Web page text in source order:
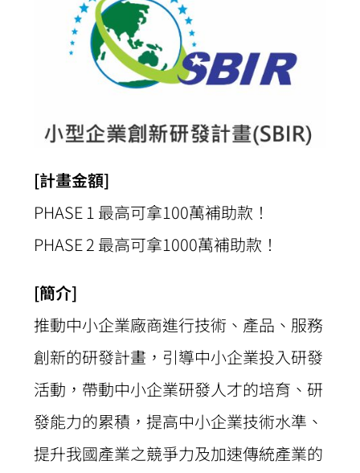
[計畫金額]
PHASE 1 最高可拿100萬補助款！
PHASE 2 最高可拿1000萬補助款！
[簡介]
推動中小企業廠商進行技術、產品、服務
創新的研發計畫，引導中小企業投入研發
活動，帶動中小企業研發人才的培育、研
發能力的累積，提高中小企業技術水準、
提升我國產業之競爭力及加速傳統產業的